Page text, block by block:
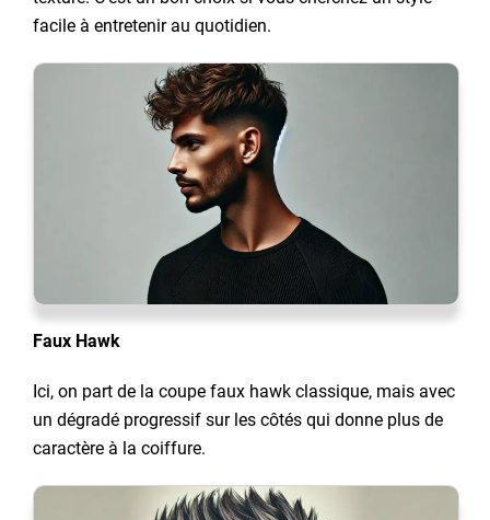
facile à entretenir au quotidien.
Faux Hawk
Ici, on part de la coupe faux hawk classique, mais avec
un dégradé progressif sur les côtés qui donne plus de
caractère à la coiffure.